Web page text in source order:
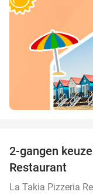
2-gangen
Restaurant
La Takia Pizzeria